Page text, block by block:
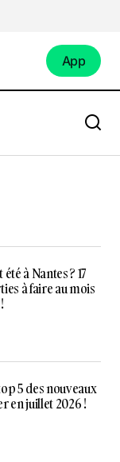
App
à Nantes ? 17
à faire au mois
5 des nouveaux
en juillet 2026 !